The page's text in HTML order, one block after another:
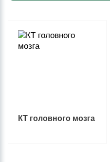
КТ головного мозга